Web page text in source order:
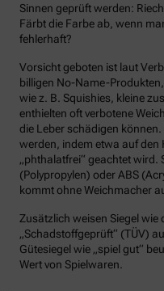
Sinnen geprüft werden:
Färbt die Farbe ab, wenn
fehlerhaft?
Vorsicht geboten ist laut
billigen No-Name-
wie z. B. Squishies, kleine
enthielten oft verbotene
die Leber schädigen
werden, indem etwa auf den
„phthalatfrei“ geachtet wird.
(Polypropylen) oder ABS
kommt ohne Weichmacher
Zusätzlich weisen Siegel wie
„Schadstoffgeprüft“ (TÜV)
Gütesiegel wie „spiel gut“
Wert von Spielwaren.